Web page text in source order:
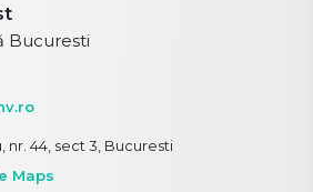
Bucuresti
nr. 44, sect 3, Bucuresti
Maps